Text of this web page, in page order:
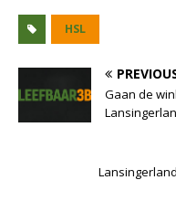
HSL
Gaan de